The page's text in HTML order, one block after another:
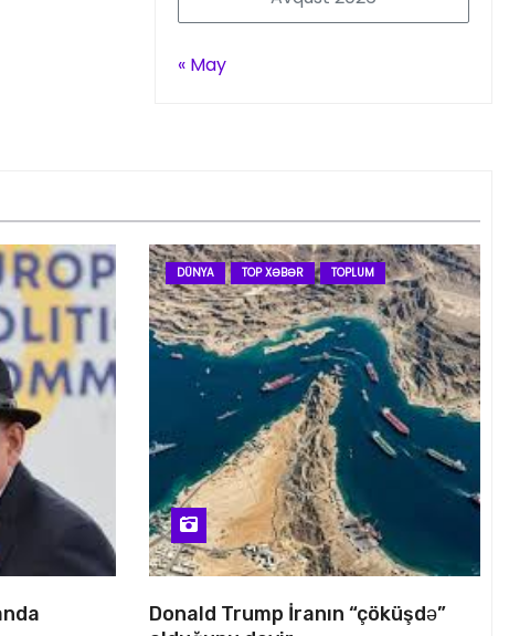
« May
DÜNYA TOP XƏBƏR TOPLUM
Donald Trump İranın “çöküşdə”